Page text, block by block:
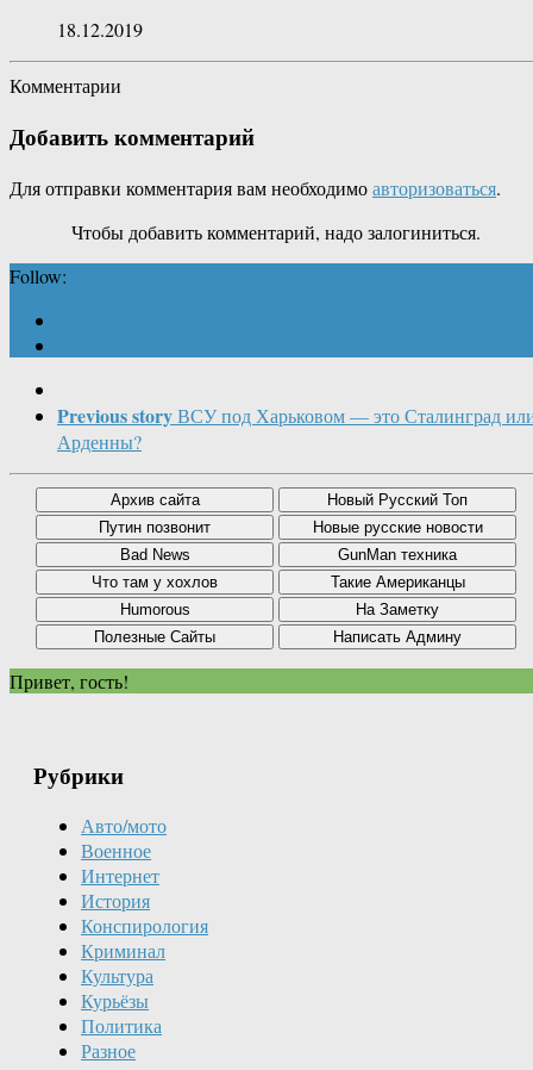
18.12.2019
Комментарии
Добавить комментарий
Для отправки комментария вам необходимоавторизоваться.
Чтобы добавить комментарий, надо залогиниться.
Follow:
Previous storyВСУ под Харьковом — это Сталинград
Арденны?
Привет, гость!
Рубрики
Авто/мото
Военное
Интернет
История
Конспирология
Криминал
Культура
Курьёзы
Политика
Разное